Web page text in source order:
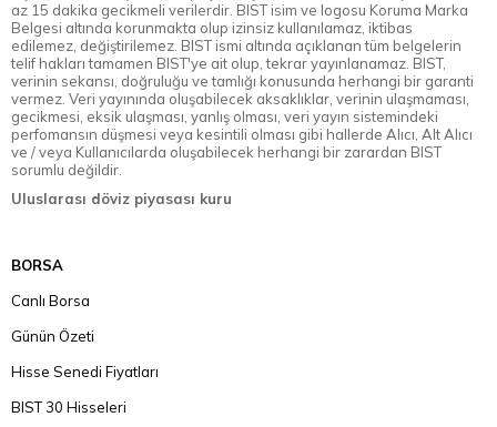
az 15 dakika gecikmeli verilerdir. BIST isim ve logosu Koruma Marka
Belgesi altında korunmakta olup izinsiz kullanılamaz, iktibas
edilemez, değiştirilemez. BIST ismi altında açıklanan tüm belgelerin
telif hakları tamamen BIST'ye ait olup, tekrar yayınlanamaz. BIST,
verinin sekansı, doğruluğu ve tamlığı konusunda herhangi bir garanti
vermez. Veri yayınında oluşabilecek aksaklıklar, verinin ulaşmaması,
gecikmesi, eksik ulaşması, yanlış olması, veri yayın sistemindeki
perfomansın düşmesi veya kesintili olması gibi hallerde Alıcı, Alt Alıcı
ve / veya Kullanıcılarda oluşabilecek herhangi bir zarardan BIST
sorumlu değildir.
Uluslarası döviz piyasası kuru
BORSA
Canlı Borsa
Günün Özeti
Hisse Senedi Fiyatları
BIST 30 Hisseleri